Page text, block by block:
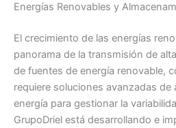
Energías Renovables y
El crecimiento de las energías
panorama de la transmisión de
de fuentes de energía renovable,
requiere soluciones avanzadas de
energía para gestionar la
GrupoDriel está desarrollando e